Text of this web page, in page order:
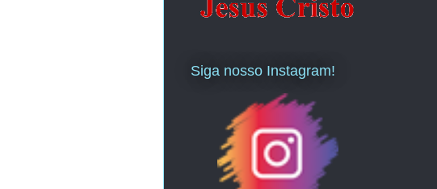
Siga nosso Instagram!